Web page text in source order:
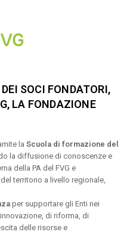
SOCI FONDATORI,
LA FONDAZIONE
laScuola di formazione del
la diffusione di conoscenze e
della PA del FVG e
territorio a livello regionale,
per supportare gli Enti nei
di riforma, di
delle risorse e